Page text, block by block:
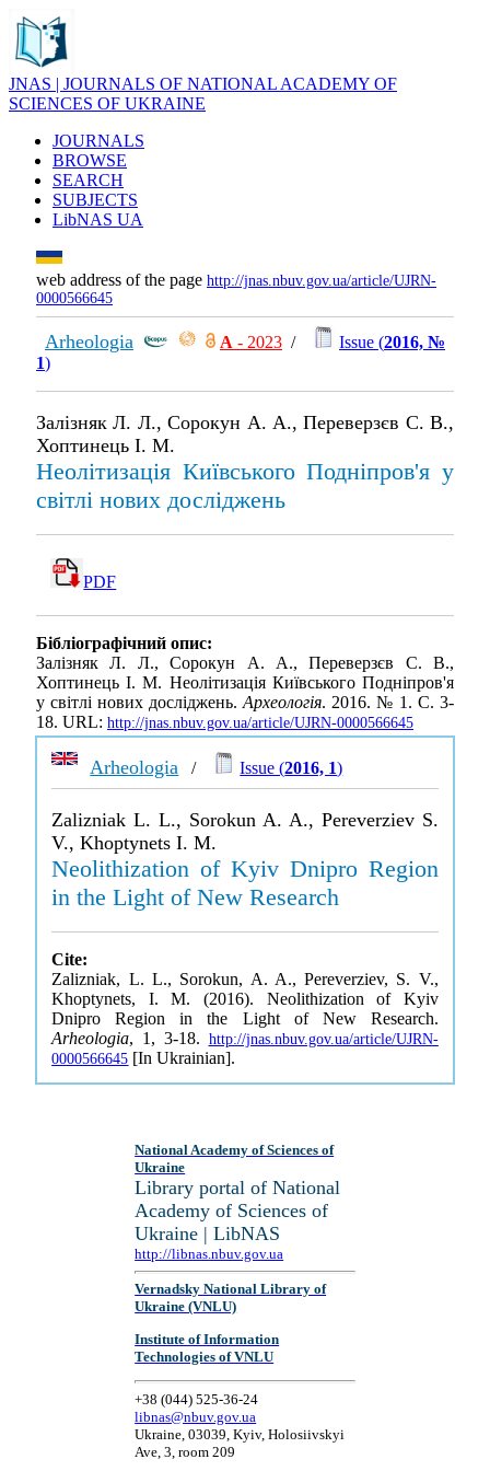
JNAS | JOURNALS OF NATIONAL ACADEMY OF
SCIENCES OF UKRAINE
JOURNALS
BROWSE
SEARCH
SUBJECTS
LibNAS UA
web address of the page http://jnas.nbuv.gov.ua/article/UJRN-
0000566645
Arheologia А - 2023 / Issue (2016, №
1)
Залізняк Л. Л., Сорокун А. А., Переверзєв С. В.,
Хоптинець І. М.
Неолітизація Київського Подніпров'я у
світлі нових досліджень
PDF
Бібліографічний опис:
Залізняк Л. Л., Сорокун А. А., Переверзєв С. В.,
Хоптинець І. М. Неолітизація Київського Подніпров'я
у світлі нових досліджень.Археологія. 2016. № 1. С. 3-
18. URL: http://jnas.nbuv.gov.ua/article/UJRN-0000566645
Arheologia / Issue (2016, 1)
Zalizniak L. L., Sorokun A. A., Pereverziev S.
V., Khoptynets I. M.
Neolithization of Kyiv Dnipro Region
in the Light of New Research
Cite:
Zalizniak, L. L., Sorokun, A. A., Pereverziev, S. V.,
Khoptynets, I. M. (2016). Neolithization of Kyiv
Dnipro Region in the Light of New Research.
Arheologia, 1, 3-18. http://jnas.nbuv.gov.ua/article/UJRN-
0000566645 [In Ukrainian].
National Academy of Sciences of
Ukraine
Library portal of National
Academy of Sciences of
Ukraine | LibNAS
http://libnas.nbuv.gov.ua
Vernadsky National Library of
Ukraine (VNLU)
Institute of Information
Technologies of VNLU
+38 (044) 525-36-24
libnas@nbuv.gov.ua
Ukraine, 03039, Kyiv, Holosiivskyi
Ave, 3, room 209